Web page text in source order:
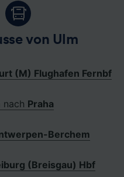
von Ulm
(M) Flughafen Fernbf
nach Praha
Berchem
(Breisgau) Hbf